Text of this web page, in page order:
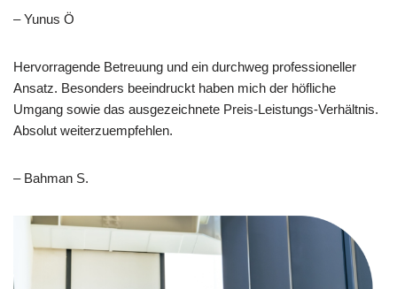
– Yunus Ö
Hervorragende Betreuung und ein durchweg professioneller
Ansatz. Besonders beeindruckt haben mich der höfliche
Umgang sowie das ausgezeichnete Preis-Leistungs-Verhältnis.
Absolut weiterzuempfehlen.
– Bahman S.